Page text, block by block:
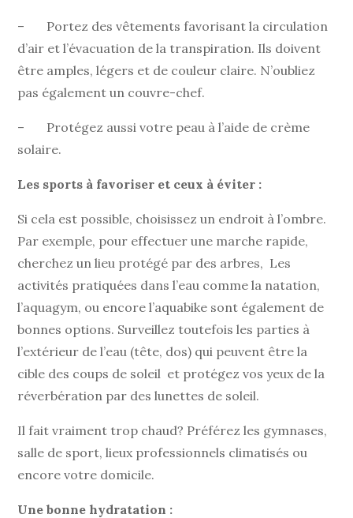
– Portez des vêtements favorisant la circulation
d’air et l’évacuation de la transpiration. Ils doivent
être amples, légers et de couleur claire. N’oubliez
pas également un couvre-chef.
– Protégez aussi votre peau à l’aide de crème
solaire.
Les sports à favoriser et ceux à éviter :
Si cela est possible, choisissez un endroit à l’ombre.
Par exemple, pour effectuer une marche rapide,
cherchez un lieu protégé par des arbres, Les
activités pratiquées dans l’eau comme la natation,
l’aquagym, ou encore l’aquabike sont également de
bonnes options. Surveillez toutefois les parties à
l’extérieur de l’eau (tête, dos) qui peuvent être la
cible des coups de soleil et protégez vos yeux de la
réverbération par des lunettes de soleil.
Il fait vraiment trop chaud? Préférez les gymnases,
salle de sport, lieux professionnels climatisés ou
encore votre domicile.
Une bonne hydratation :